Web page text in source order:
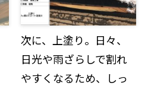
次に、上塗り。日々、
日光や雨ざらしで割れ
やすくなるため、しっ